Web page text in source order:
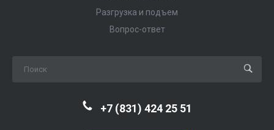
Разгрузка и подъем
Вопрос-ответ
+7 (831) 424 25 51